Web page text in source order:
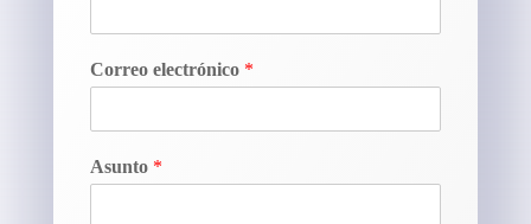
Correo electrónico *
Asunto *